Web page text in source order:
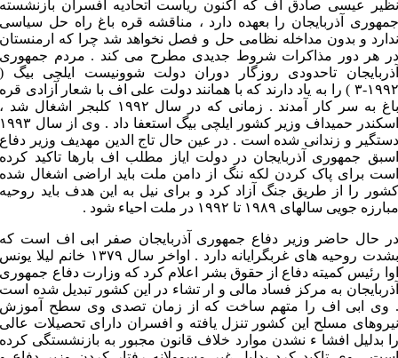
نظیر عیسی صادق اف که اکنون ریاست اتحادیه افسران بازنشسته
جمهوری آذربایجان را بعهده دارد ، مناقشه قره باغ راه حل سیاسی
ندارد و بدون مداخله نظامی حل و فصل نخواهد شد چرا که ارمنستان
در هر دور مذاکرات شروط جدیدی مطرح می کند . مردم جمهوری
آذربایجان تاحدودی روزگار دوران دولت شوونیست ایلچی بیگ (
۱۹۹۲-۳ ) را به یاد دارند که با همانند دولت علی اف با شعار آزادی قره
باغ به سر کار آمدند . زمانی که در سال ۱۹۹۲ کلبجر اشغال شد ،
اسکندر حمیداف وزیر کشور ایلچی بیگ استعفا داد . وی از سال ۱۹۹۳
دستگیر و زندانی شده است . در عین حال تاج الدین مهدیف وزیر دفاع
اسبق جمهوری آذربایجان در دولت ایاز مطلب اف بارها تاکید کرده
است برای پاک کردن لکه ننگ از دامن ملت باید اراضی اشغال شده
کشور را از طریق جنگ آزاد کرد و برای نیل به این هدف باید روحیه
مبارزه جویی سالهای ۱۹۸۹ تا ۱۹۹۲ در ملت احیاء شود .
در حال حاضر وزیر دفاع جمهوری آذربایجان صفر ابی اف است که
بشدت روحیه های غربگرایانه دارد . اواخر سال ۱۳۷۹ خانم لیلا یونس
اوا رئیس کمیته دفاع از حقوق بشر اعلام کرد که وزارت دفاع جمهوری
آذربایجان به مرکز فساد مالی و ار تشاء در این کشور تبدیل شده است
. وی ابی اف را متهم ساخت که از زمان تصدی وی سطح آموزش
نیروهای مسلح این کشور تنزل یافته و افسران دارای تحصیلات عالی
را بدلیل افشا ء نشدن موارد خلاف قانون مجبور به بازنشستگی کرده